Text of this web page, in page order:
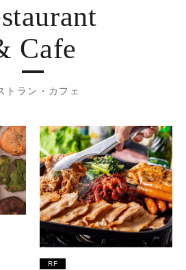
Cafe
トラン・カフェ
RF